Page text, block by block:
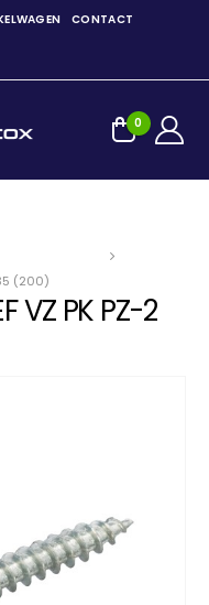
CONTACT
0
(200)
VZ PK PZ-2